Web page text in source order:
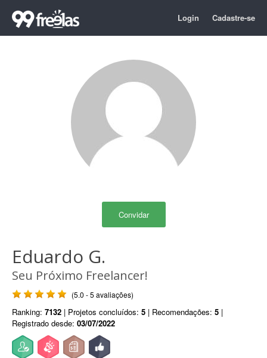
Login Cadastre-se
Convidar
Eduardo G.
Seu Próximo Freelancer!
(5.0 - 5 avaliações)
Ranking: 7132 | Projetos concluídos: 5 | Recomendações: 5 |
Registrado desde: 03/07/2022